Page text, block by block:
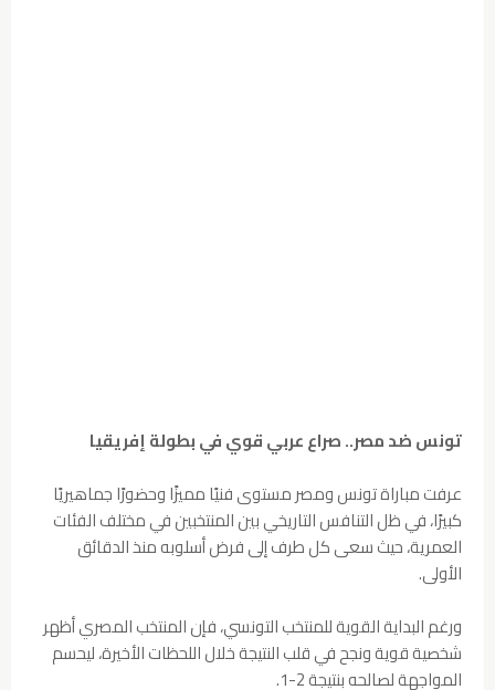
تونس ضد مصر.. صراع عربي قوي في بطولة إفريقيا
عرفت مباراة تونس ومصر مستوى فنيًا مميزًا وحضورًا جماهيريًا
كبيرًا، في ظل التنافس التاريخي بين المنتخبين في مختلف الفئات
العمرية، حيث سعى كل طرف إلى فرض أسلوبه منذ الدقائق
الأولى.
ورغم البداية القوية للمنتخب التونسي، فإن المنتخب المصري أظهر
شخصية قوية ونجح في قلب النتيجة خلال اللحظات الأخيرة، ليحسم
المواجهة لصالحه بنتيجة 2-1.